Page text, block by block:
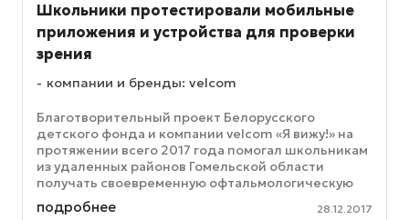
Школьники протестировали мобильные
приложения и устройства для проверки
зрения
компании и бренды: velcom
Благотворительный проект Белорусского
детского фонда и компании velcom «Я вижу!» на
протяжении всего 2017 года помогал школьникам
из удаленных районов Гомельской области
получать своевременную офтальмологическую
помощь. В рамках проекта ...
подробнее 28.12.2017